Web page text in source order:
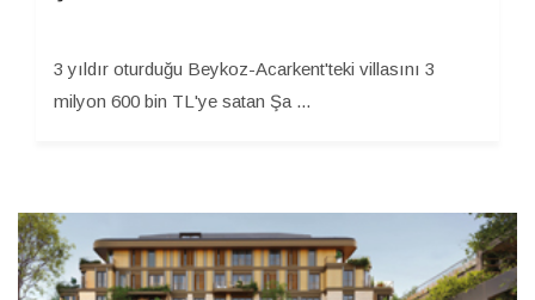
3 yıldır oturduğu Beykoz-Acarkent'teki villasını 3
milyon 600 bin TL'ye satan Şa ...